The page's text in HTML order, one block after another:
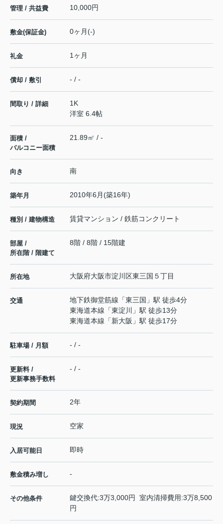
管理 / 共益費 10,000円
敷金(保証金) 0ヶ月(-)
礼金 1ヶ月
償却 / 敷引 - / -
間取り / 詳細
1K
洋室 6.4帖
面積 /
バルコニー面積
21.89㎡ / -
向き 南
築年月 2010年6月(築16年)
種別 / 建物構造 賃貸マンション / 鉄筋コンクリート
部屋 /
所在階 / 階建て
8階 / 8階 / 15階建
所在地 大阪府大阪市淀川区東三国 ５丁目
交通 地下鉄御堂筋線 「東三国 」駅 徒歩4分
東海道本線 「東淀川
」駅 徒歩13分
東海道本線 「新大阪 」駅 徒歩17分
駐車場 / 月額 - / -
更新料 /
更新事務手数料
- / -
契約期間 2年
現況 空家
入居可能日 即時
敷金積み増し -
その他条件
鍵交換代:3万3,000円 室内清掃費用:3万8,500
円